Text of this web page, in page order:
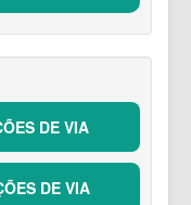
DE VIA
DE VIA